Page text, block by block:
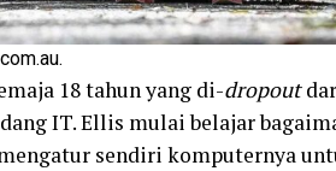
18 tahun yang di-dropout
IT. Ellis mulai belajar
sendiri komputernya